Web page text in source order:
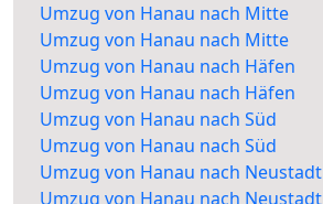
Umzug von Hanau nach Mitte
Umzug von Hanau nach Mitte
Umzug von Hanau nach Häfen
Umzug von Hanau nach Häfen
Umzug von Hanau nach Süd
Umzug von Hanau nach Süd
Umzug von Hanau nach Neustadt
Umzug von Hanau nach Neustadt